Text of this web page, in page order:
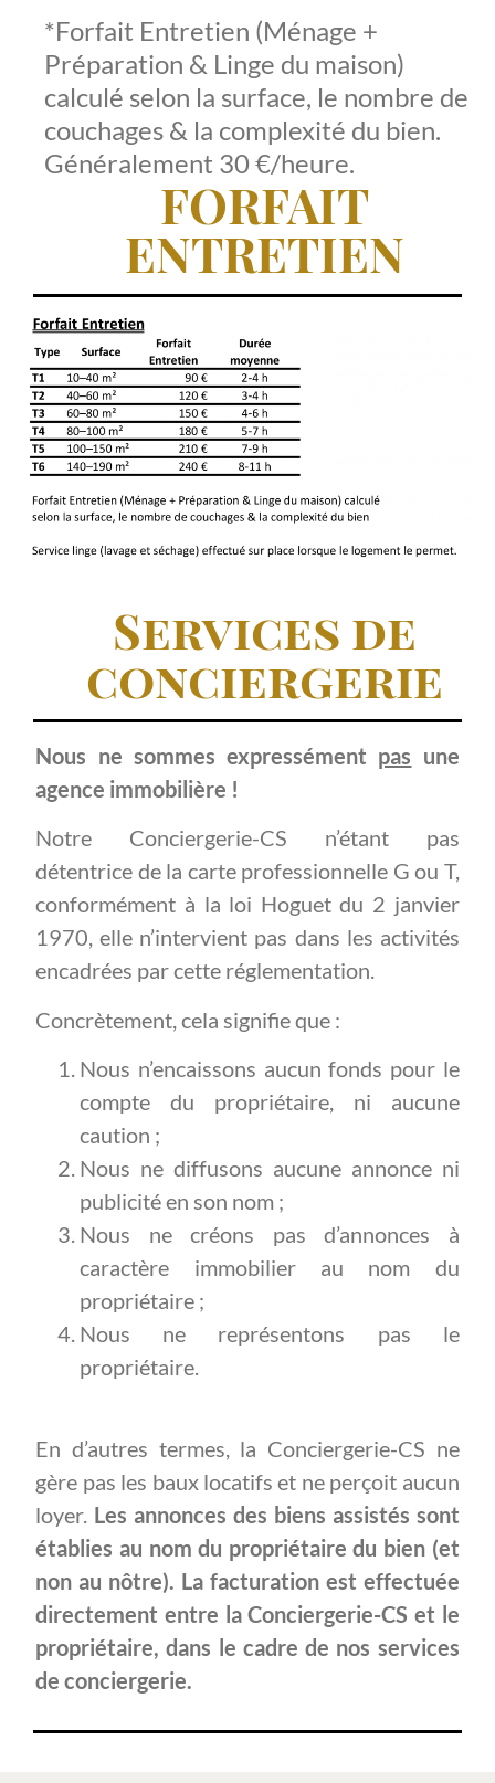
*Forfait Entretien (Ménage +
Préparation & Linge du maison)
calculé selon la surface, le nombre de
couchages & la complexité du bien.
Généralement 30 €/heure.
FORFAIT
ENTRETIEN
Services de
conciergerie
Nous ne sommes expressément pas une
agence immobilière !
Notre Conciergerie-CS n’étant pas
détentrice de la carte professionnelle G ou T,
conformément à la loi Hoguet du 2 janvier
1970, elle n’intervient pas dans les activités
encadrées par cette réglementation.
Concrètement, cela signifie que :
Nous n’encaissons aucun fonds pour le
compte du propriétaire, ni aucune
caution ;
Nous ne diffusons aucune annonce ni
publicité en son nom ;
Nous ne créons pas d’annonces à
caractère immobilier au nom du
propriétaire ;
Nous ne représentons pas le
propriétaire.
En d’autres termes, la Conciergerie-CS ne
gère pas les baux locatifs et ne perçoit aucun
loyer. Les annonces des biens assistés sont
établies au nom du propriétaire du bien (et
non au nôtre). La facturation est effectuée
directement entre la Conciergerie-CS et le
propriétaire, dans le cadre de nos services
de conciergerie.